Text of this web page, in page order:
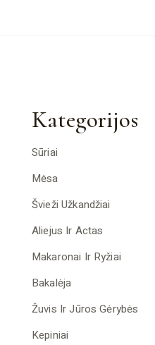
Kategorijos
Sūriai
Mėsa
Švieži Užkandžiai
Aliejus Ir Actas
Makaronai Ir Ryžiai
Bakalėja
Žuvis Ir Jūros Gėrybės
Kepiniai